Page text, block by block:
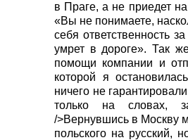
в Праге, а не приедет
«Вы не понимаете,
себя ответственность
умрет в дороге». Так
помощи компании и
которой я
ничего не
только на словах,
/>Вернувшись в Москву
польского на русский,